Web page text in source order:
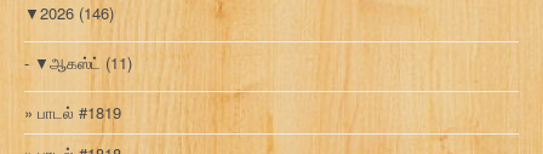
▼2026 (146)
▼ஆகஸ்ட் (11)
பாடல் #1819